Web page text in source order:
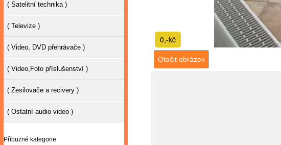
0,-kč
Otočit obrázek
( Satelitní technika )
( Televize )
( Video, DVD přehrávače )
( Video,Foto příslušenství )
( Zesilovače a recivery )
( Ostatní audio video )
Příbuzné kategorie